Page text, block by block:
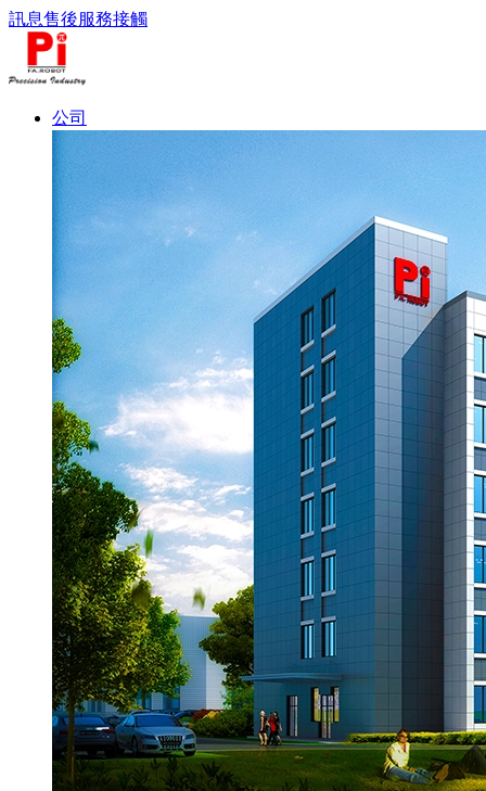
訊息售後服務接觸
公司